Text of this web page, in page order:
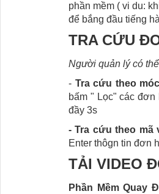
phần mềm ( vi du:
để bắng đầu tiếng
TRA CỨU
Người quản lý có
- Tra cứu theo
bấm " Lọc" các
đầy 3s
- Tra cứu theo mã
Enter thôgn tin đơn
TẢI VIDEO
Phần Mềm Quay